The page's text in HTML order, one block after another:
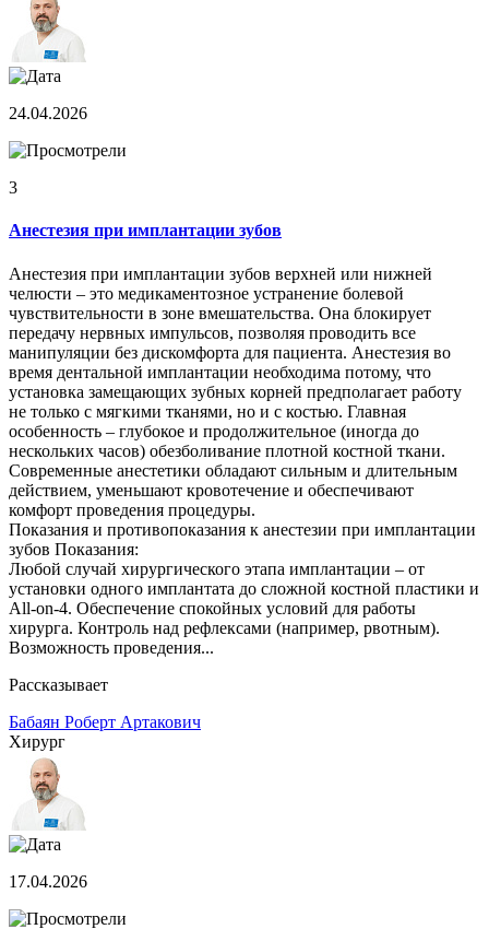
24.04.2026
3
Анестезия при имплантации зубов
Анестезия при имплантации зубов верхней или нижней
челюсти – это медикаментозное устранение болевой
чувствительности в зоне вмешательства. Она блокирует
передачу нервных импульсов, позволяя проводить все
манипуляции без дискомфорта для пациента. Анестезия во
время дентальной имплантации необходима потому, что
установка замещающих зубных корней предполагает работу
не только с мягкими тканями, но и с костью. Главная
особенность – глубокое и продолжительное (иногда до
нескольких часов) обезболивание плотной костной ткани.
Современные анестетики обладают сильным и длительным
действием, уменьшают кровотечение и обеспечивают
комфорт проведения процедуры.
Показания и противопоказания к анестезии при имплантации
зубов Показания:
Любой случай хирургического этапа имплантации – от
установки одного имплантата до сложной костной пластики и
All-on-4. Обеспечение спокойных условий для работы
хирурга. Контроль над рефлексами (например, рвотным).
Возможность проведения...
Рассказывает
Бабаян Роберт Артакович
Хирург
17.04.2026